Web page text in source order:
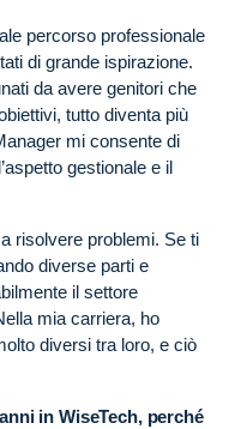
percorso professionale
di grande ispirazione.
da avere genitori che
tutto diventa più
mi consente di
gestionale e il
risolvere problemi. Se ti
diverse parti e
il settore
mia carriera, ho
diversi tra loro, e ciò
in WiseTech, perché